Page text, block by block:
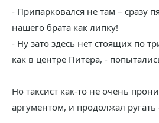
- Припарковался не там – сразу
нашего брата как липку!
- Ну зато здесь нет стоящих по
как в центре Питера, -
Но таксист как-то не очень
аргументом, и продолжал